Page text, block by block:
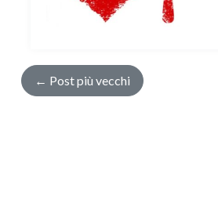
← Post più vecchi